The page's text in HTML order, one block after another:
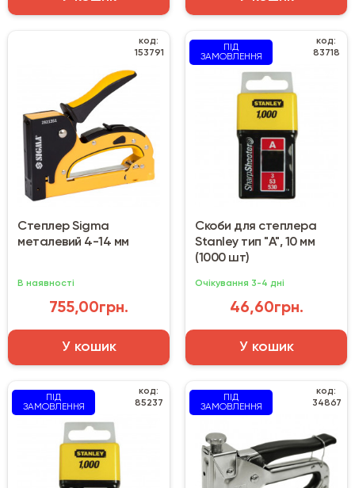
код:
153791
Степлер Sigma
металевий 4-14 мм
В наявності
755,00грн.
У кошик
ПІД
ЗАМОВЛЕННЯ
код:
83718
Скоби для степлера
Stanley тип "А", 10 мм
(1000 шт)
Очікування 3-4 дні
46,60грн.
У кошик
ПІД
ЗАМОВЛЕННЯ
код:
85237
ПІД
ЗАМОВЛЕННЯ
код:
34867